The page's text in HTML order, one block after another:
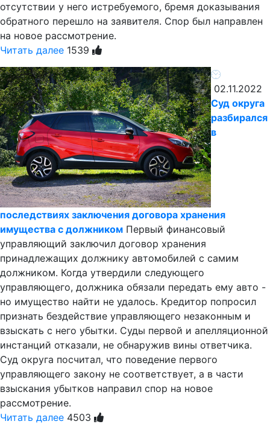
отсутствии у него истребуемого, бремя доказывания
обратного перешло на заявителя. Спор был направлен
на новое рассмотрение.
Читать далее 1539
02.11.2022
Суд округа
разбирался
в
последствиях заключения договора хранения
имущества с должником Первый финансовый
управляющий заключил договор хранения
принадлежащих должнику автомобилей с самим
должником. Когда утвердили следующего
управляющего, должника обязали передать ему авто -
но имущество найти не удалось. Кредитор попросил
признать бездействие управляющего незаконным и
взыскать с него убытки. Суды первой и апелляционной
инстанций отказали, не обнаружив вины ответчика.
Суд округа посчитал, что поведение первого
управляющего закону не соответствует, а в части
взыскания убытков направил спор на новое
рассмотрение.
Читать далее 4503